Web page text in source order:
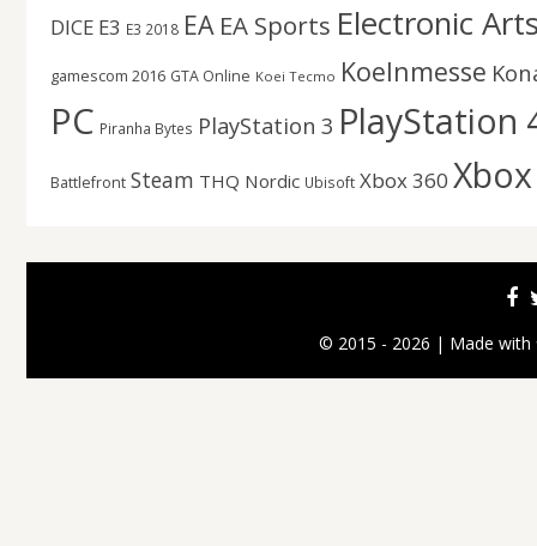
DICE E3 E3 2018 EA EA Sports Electronic
gamescom 2016 GTA Online Koei Tecmo Koelnmesse
PC Piranha Bytes PlayStation 3 PlayStation
Battlefront Steam THQ Nordic Ubisoft Xbox 360
© 2015 - 2026 | Made